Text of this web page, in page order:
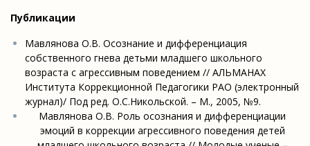
Публикации
Мавлянова О.В. Осознание и дифференциация
собственного гнева детьми младшего школьного
возраста с агрессивным поведением // АЛЬМАНАХ
Института Коррекционной Педагогики РАО (электронный
журнал)/ Под ред. О.С.Никольской. – М., 2005, №9.
Мавлянова О.В. Роль осознания и дифференциации
эмоций в коррекции агрессивного поведения детей